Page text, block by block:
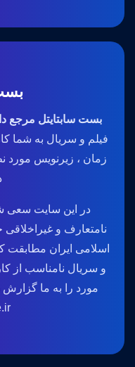
بست سابتایتل مرجع
فیلم و سریال به شما
زمان ، زیرنویس مورد
در این سایت سعی
نامتعارف و
اسلامی ایران مطابقت
و سریال نامناسب از
مورد را به ما